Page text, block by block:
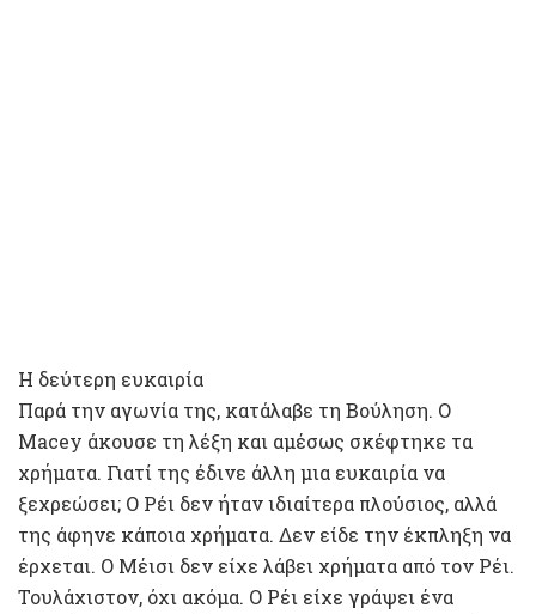
Η δεύτερη ευκαιρία
Παρά την αγωνία της, κατάλαβε τη Βούληση. Ο
Macey άκουσε τη λέξη και αμέσως σκέφτηκε τα
χρήματα. Γιατί της έδινε άλλη μια ευκαιρία να
ξεχρεώσει; Ο Ρέι δεν ήταν ιδιαίτερα πλούσιος, αλλά
της άφηνε κάποια χρήματα. Δεν είδε την έκπληξη να
έρχεται. Ο Μέισι δεν είχε λάβει χρήματα από τον Ρέι.
Τουλάχιστον, όχι ακόμα. Ο Ρέι είχε γράψει ένα